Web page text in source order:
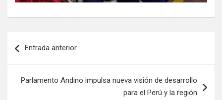
Entrada anterior
Parlamento Andino impulsa nueva visión de desarrollo
para el Perú y la región